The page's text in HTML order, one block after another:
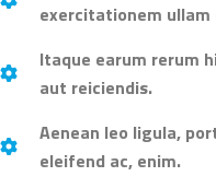
exercitationem ullam
Itaque earum rerum
aut reiciendis.
Aenean leo ligula,
eleifend ac, enim.